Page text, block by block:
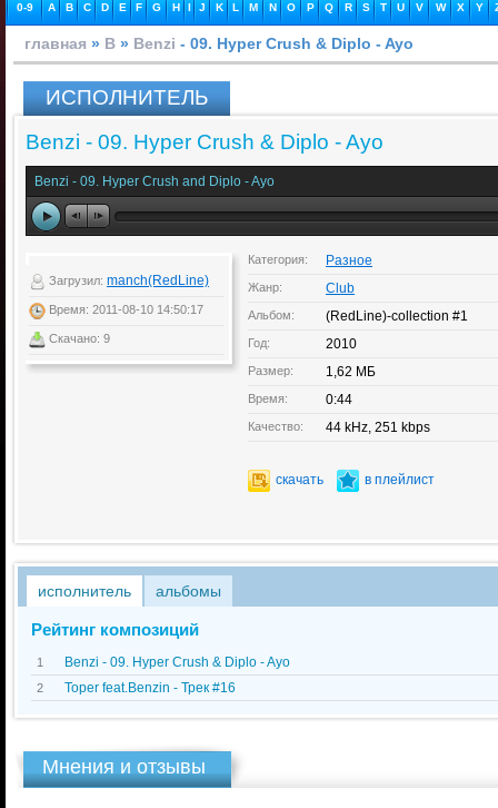
0-9 A B C D E F G H I J K L M N O P Q R S T U V W X Y
главная » B » Benzi - 09. Hyper Crush & Diplo - Ayo
ИСПОЛНИТЕЛЬ
Benzi - 09. Hyper Crush & Diplo - Ayo
Benzi - 09. Hyper Crush and Diplo - Ayo
Загрузил: manch(RedLine)
Время: 2011-08-10 14:50:17
Скачано: 9
Категория: Разное
Жанр: Club
Альбом: (RedLine)-collection #1
Год: 2010
Размер: 1,62 МБ
Время: 0:44
Качество: 44 kHz, 251 kbps
скачать в плейлист
исполнитель альбомы
Рейтинг композиций
1 Benzi - 09. Hyper Crush & Diplo - Ayo
2 Toper feat.Benzin - Трек #16
Мнения и отзывы